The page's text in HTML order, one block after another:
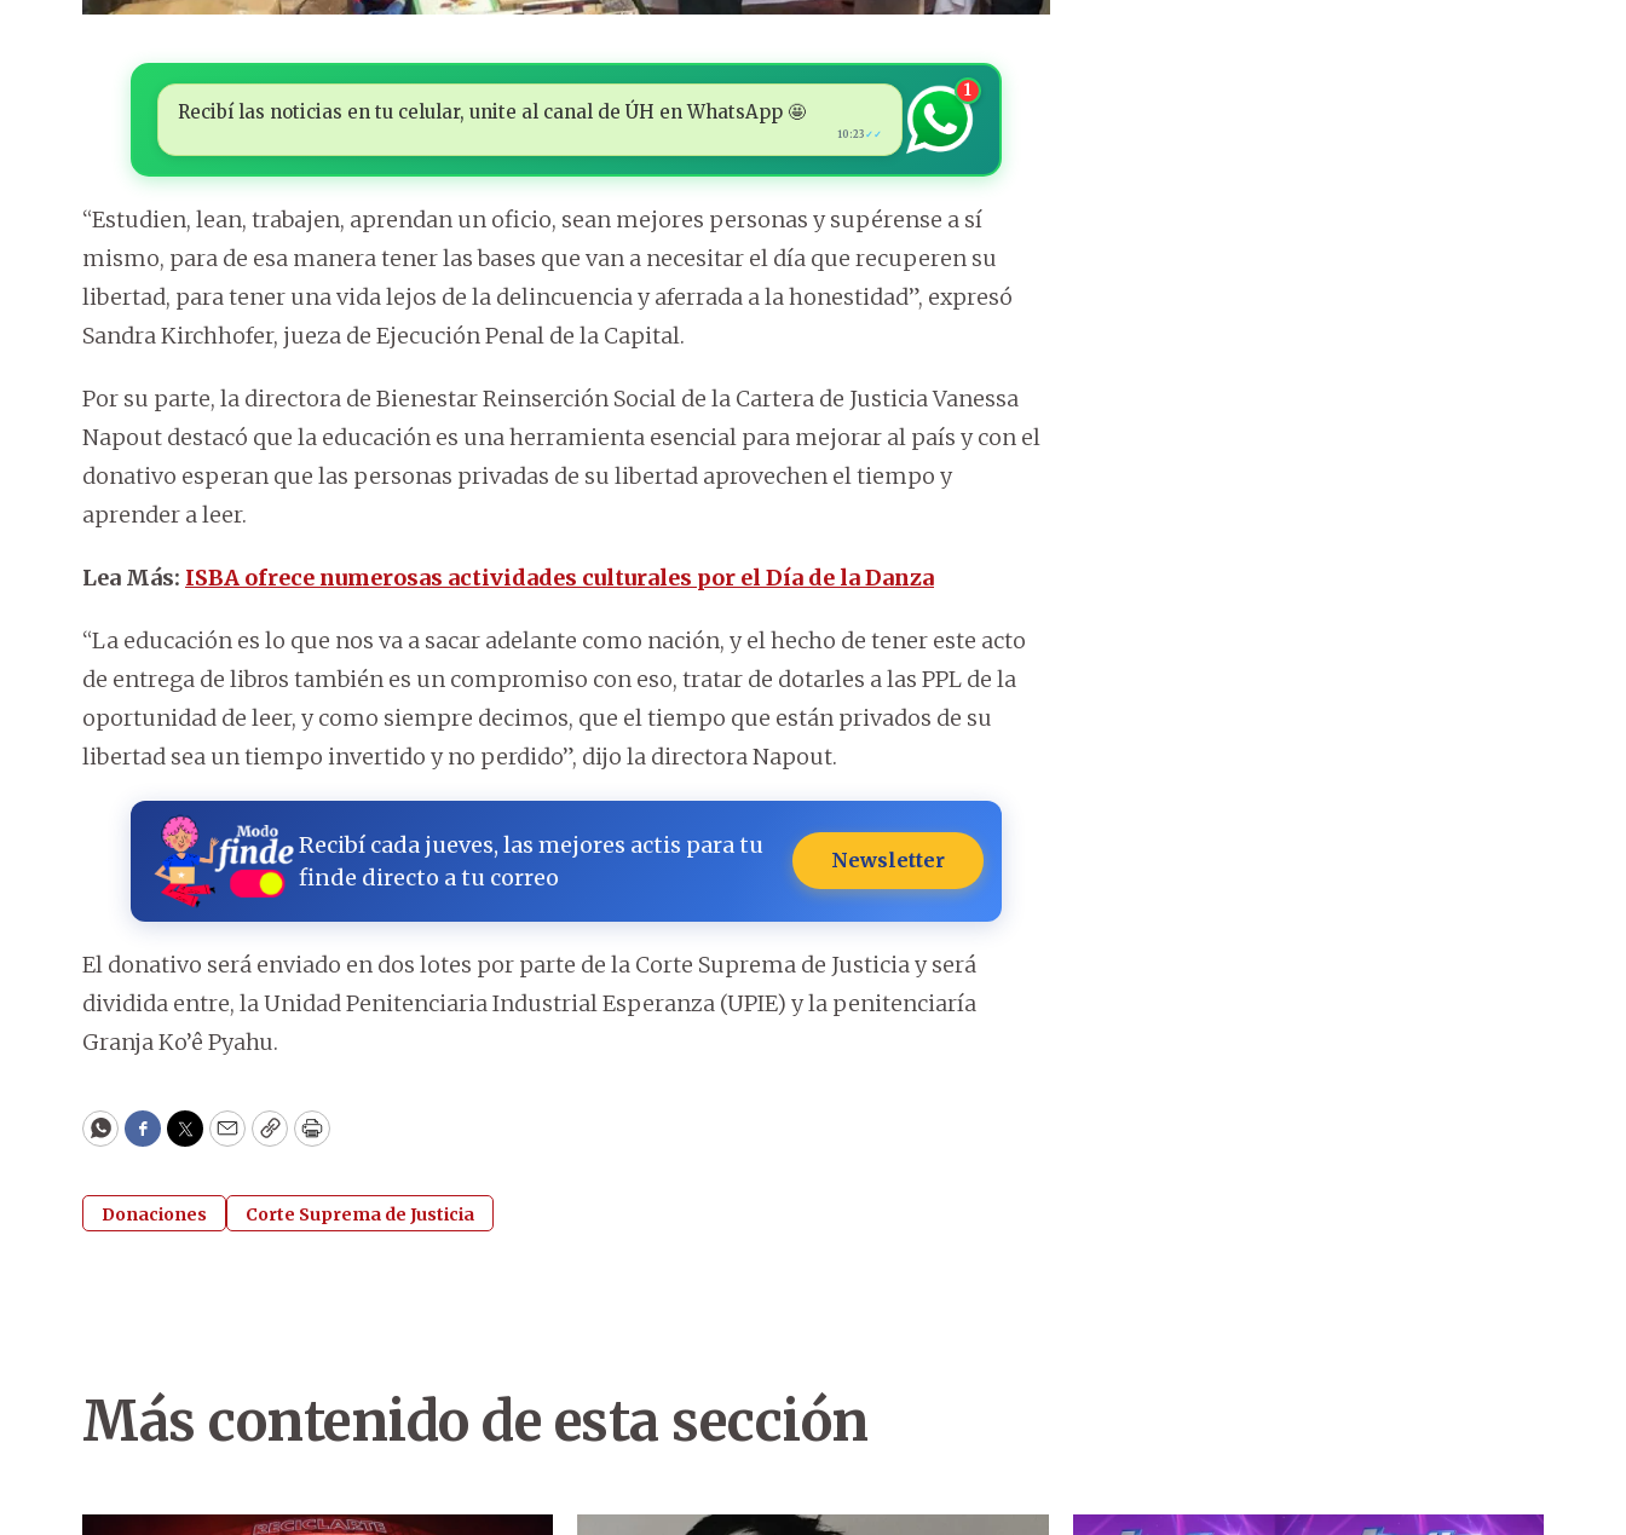
Recibí las noticias en tu celular, unite al canal de ÚH en WhatsApp 🤩
10:23 ✓✓
1
“Estudien, lean, trabajen, aprendan un oficio, sean mejores personas y supérense a sí
mismo, para de esa manera tener las bases que van a necesitar el día que recuperen su
libertad, para tener una vida lejos de la delincuencia y aferrada a la honestidad”, expresó
Sandra Kirchhofer, jueza de Ejecución Penal de la Capital.
Por su parte, la directora de Bienestar Reinserción Social de la Cartera de Justicia Vanessa
Napout destacó que la educación es una herramienta esencial para mejorar al país y con el
donativo esperan que las personas privadas de su libertad aprovechen el tiempo y
aprender a leer.
Lea Más: ISBA ofrece numerosas actividades culturales por el Día de la Danza
“La educación es lo que nos va a sacar adelante como nación, y el hecho de tener este acto
de entrega de libros también es un compromiso con eso, tratar de dotarles a las PPL de la
oportunidad de leer, y como siempre decimos, que el tiempo que están privados de su
libertad sea un tiempo invertido y no perdido”, dijo la directora Napout.
Recibí cada jueves, las mejores actis para tu
finde directo a tu correo
Newsletter
El donativo será enviado en dos lotes por parte de la Corte Suprema de Justicia y será
dividida entre, la Unidad Penitenciaria Industrial Esperanza (UPIE) y la penitenciaría
Granja Ko’ê Pyahu.
WhatsApp
Facebook
Twitter
EmailCopyPrint
Donaciones Corte Suprema de Justicia
Más contenido de esta sección